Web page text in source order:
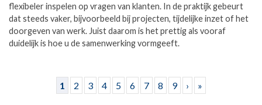
flexibeler inspelen op vragen van klanten. In de praktijk gebeurt
dat steeds vaker, bijvoorbeeld bij projecten, tijdelijke inzet of het
doorgeven van werk. Juist daarom is het prettig als vooraf
duidelijk is hoe u de samenwerking vormgeeft.
1 2 3 4 5 6 7 8 9 › »